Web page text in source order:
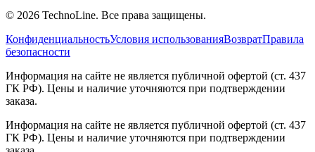
© 2026 TechnoLine. Все права защищены.
КонфиденциальностьУсловия использованияВозвратПравила
безопасности
Информация на сайте не является публичной офертой (ст. 437
ГК РФ). Цены и наличие уточняются при подтверждении
заказа.
Информация на сайте не является публичной офертой (ст. 437
ГК РФ). Цены и наличие уточняются при подтверждении